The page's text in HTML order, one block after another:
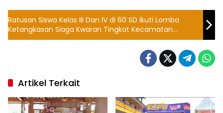
Ratusan Siswa Kelas III Dan IV di 60 SD Ikuti Lomba
Ketangkasan Siaga Kwaran Tingkat Kecamatan
Tonjong
Artikel Terkait